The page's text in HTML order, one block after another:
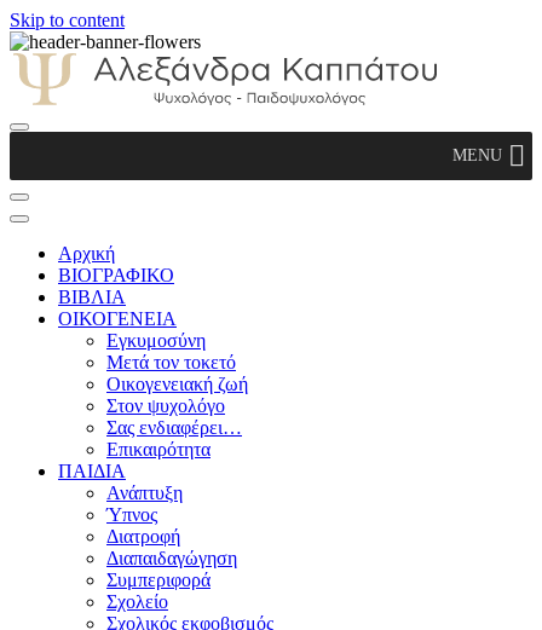
Skip to content
Παιδοψυχολόγος
MENU
Αρχική
ΒΙΟΓΡΑΦΙΚΟ
ΒΙΒΛΙΑ
ΟΙΚΟΓΕΝΕΙΑ
Εγκυμοσύνη
Μετά τον τοκετό
Οικογενειακή ζωή
Στον ψυχολόγο
Σας ενδιαφέρει…
Επικαιρότητα
ΠΑΙΔΙΑ
Ανάπτυξη
Ύπνος
Διατροφή
Διαπαιδαγώγηση
Συμπεριφορά
Σχολείο
Σχολικός εκφοβισμός